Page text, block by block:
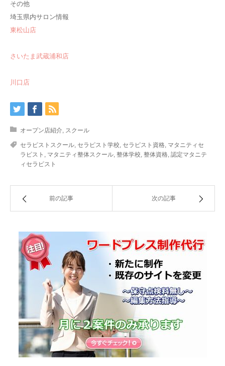
その他
埼玉県内サロン情報
東松山店
さいたま武蔵浦和店
川口店
オープン店紹介 スクール
セラピストスクール セラピスト学校 セラピスト資格 マタニティセ
ラピスト
マタニティ整体スクール 整体学校 整体資格 認定マタニテ
ィセラピスト
前の記事 次の記事